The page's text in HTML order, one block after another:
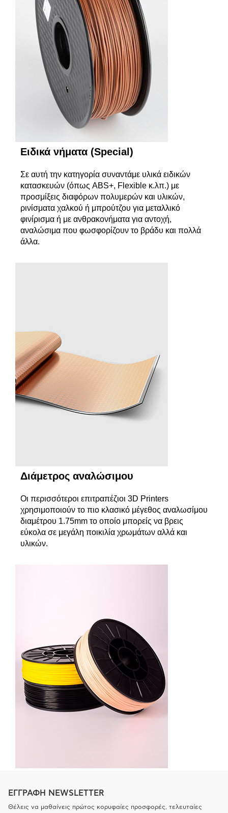
Ειδικά νήματα (Special)
Σε αυτή την κατηγορία συναντάμε υλικά ειδικών
κατασκευών (όπως ABS+, Flexible κ.λπ.) με
προσμίξεις διαφόρων πολυμερών και υλικών,
ρινίσματα χαλκού ή μπρούτζου για μεταλλικό
φινίρισμα ή με ανθρακονήματα για αντοχή,
αναλώσιμα που φωσφορίζουν το βράδυ και πολλά
άλλα.
Διάμετρος αναλώσιμου
Οι περισσότεροι επιτραπέζιοι 3D Printers
χρησιμοποιούν το πιο κλασικό μέγεθος αναλωσίμου
διαμέτρου 1.75mm το οποίο μπορείς να βρεις
εύκολα σε μεγάλη ποικιλία χρωμάτων αλλά και
υλικών.
ΕΓΓΡΑΦΗ NEWSLETTER
Θέλεις να μαθαίνεις πρώτος κορυφαίες προσφορές, τελευταίες